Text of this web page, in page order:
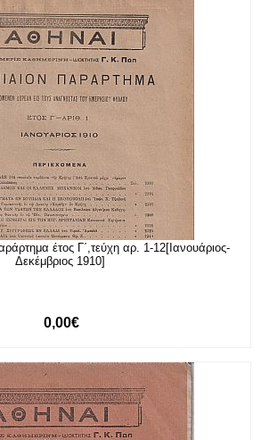
έτος Γ΄,τεύχη αρ. 1-12[Ιανουάριος-
Δεκέμβριος 1910]
0,00€